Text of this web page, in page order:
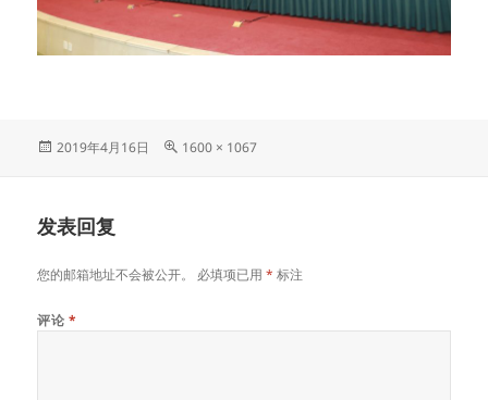
发
2019年4月16日
原
1600 × 1067
发表回复
您的邮箱地址不会被公开。 必填项已用* 标注
评论 *